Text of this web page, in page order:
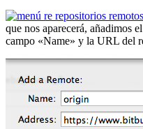
que nos aparecerá, añadimos
campo «Name» y la URL del